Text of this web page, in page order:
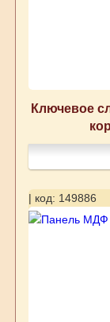
Ключевое
| код: 149886